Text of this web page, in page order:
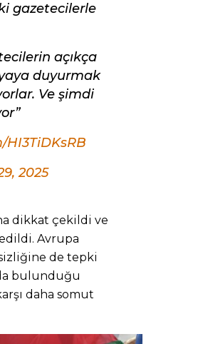
gazetecilerle
açıkça
duyurmak
Ve şimdi
2025
dikkat çekildi ve
Avrupa
de tepki
bulunduğu
daha somut